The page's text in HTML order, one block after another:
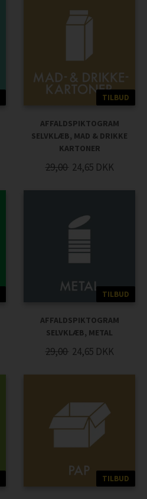
TILBUD
AFFALDSPIKTOGRAM
SELVKLÆB, MAD & DRIKKE
KARTONER
29,00 24,65 DKK
TILBUD
AFFALDSPIKTOGRAM
SELVKLÆB, METAL
29,00 24,65 DKK
TILBUD